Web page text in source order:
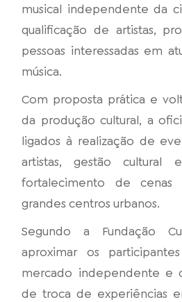
musical independente da
qualificação de artistas,
pessoas interessadas em
música.
Com proposta prática e
da produção cultural, a
ligados à realização de
artistas, gestão cultural
fortalecimento de cenas
grandes centros urbanos.
Segundo a Fundação
aproximar os
mercado independente e
de troca de experiências